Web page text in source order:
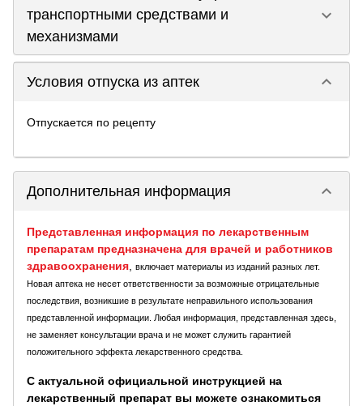
транспортными средствами и
механизмами
keyboard_arrow_down
Условия отпуска из аптек keyboard_arrow_down
Отпускается по рецепту
Дополнительная информация keyboard_arrow_down
Представленная информация по лекарственным
препаратам предназначена для врачей и работников
здравоохранения, включает материалы из изданий разных лет.
Новая аптека не несет ответственности за возможные отрицательные
последствия, возникшие в результате неправильного использования
представленной информации. Любая информация, представленная здесь,
не заменяет консультации врача и не может служить гарантией
положительного эффекта лекарственного средства.
С актуальной официальной инструкцией на
лекарственный препарат вы можете ознакомиться